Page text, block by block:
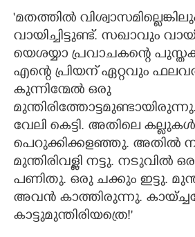
'മതത്തിൽ
വായിച്ചിട്ടുണ്ട്. സഖാവും
യെശയ്യാ പ്രവാചകന്റെ
എന്റെ പ്രിയന് ഏറ്റവും
കുന്നിന്മേൽ ഒരു
വേലി കെട്ടി. അതിലെ കല്ലുകൾ
പെറുക്കിക്കളഞ്ഞു. അതിൽ
മുന്തിരിവള്ളി നട്ടു. നടുവിൽ
പണിതു. ഒരു ചക്കും ഇട്ടു.
അവൻ കാത്തിരുന്നു.
കാട്ടുമുന്തിരിയത്രെ!"